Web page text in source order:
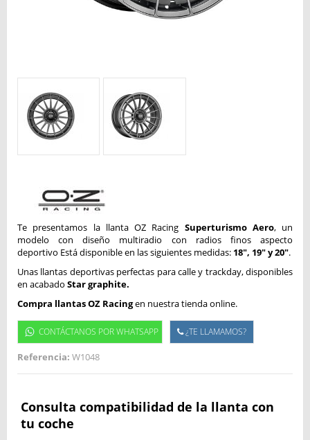
Te presentamos la llanta OZ Racing Superturismo Aero, un
modelo con diseño multiradio con radios finos aspecto
deportivo Está disponible en las siguientes medidas: 18", 19" y 20".
Unas llantas deportivas perfectas para calle y trackday, disponibles
en acabado Star graphite.
Compra llantas OZ Racingen nuestra tienda online.
CONTÁCTANOS POR WHATSAPP ¿TE LLAMAMOS?
Referencia: W1048
Consulta compatibilidad de la llanta con
tu coche